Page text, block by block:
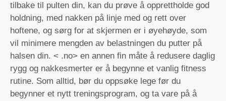
tilbake til pulten din, kan du prøve å opprettholde god
holdning, med nakken på linje med og rett over
hoftene, og sørg for at skjermen er i øyehøyde, som
vil minimere mengden av belastningen du putter på
halsen din. < .no> en annen fin måte å redusere daglig
rygg og nakkesmerter er å begynne et vanlig fitness
rutine. Som alltid, bør du oppsøke lege før du
begynner et nytt treningsprogram, og ta vare på å